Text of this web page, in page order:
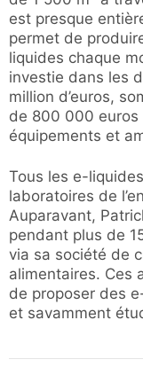
est presque
permet de
liquides chaque
investie dans les
million d’euros,
de 800 000 euros
équipements et
Tous les e-
laboratoires de
Auparavant,
pendant plus de
via sa société de
alimentaires. Ces
de proposer des
et savamment